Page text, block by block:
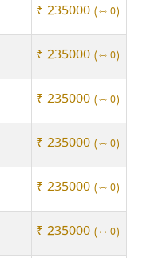
₹ 235000 ⇿ 0
₹ 235000 ⇿ 0
₹ 235000 ⇿ 0
₹ 235000 ⇿ 0
₹ 235000 ⇿ 0
₹ 235000 ⇿ 0